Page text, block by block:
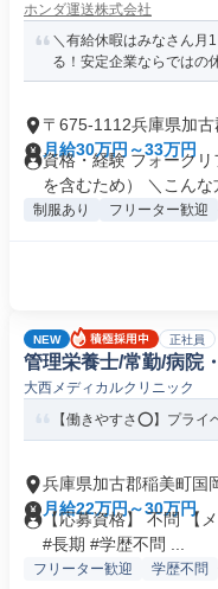
ホンダ運送株式会社
＼有給休暇はみなさん月
る！安定企業ならではの
〒675-1112兵庫県加
月給30万円～33万円
資格・経験 フォーク
を含むため） ＼こんな
制服あり フリーター歓迎
NEW 正社員
管理栄養士/常勤/病院
大西メディカルクリニック
【働きやすさ⭕️】プライ
兵庫県加古郡稲美町国
月給22万円～30万円
【応募資格】 不問 【
#長期 #学歴不問 ...
フリーター歓迎 学歴不問